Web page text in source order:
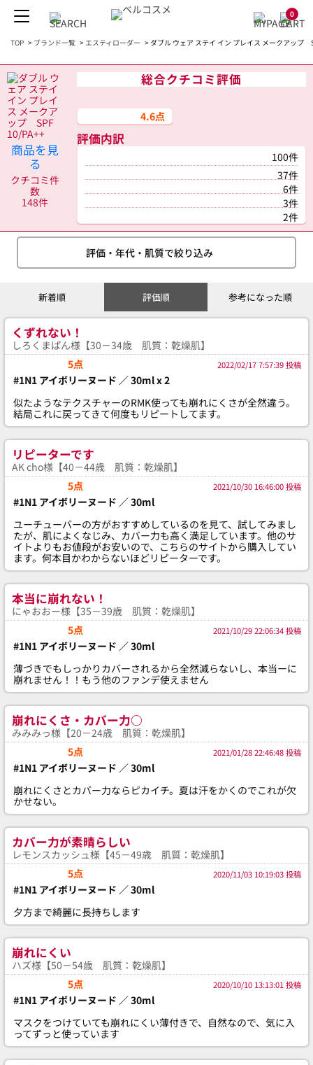
0
TOP > ブランド一覧 > エスティローダー >ダブル ウェア ステイ イン プレイス メークアップ
商品を見
る
クチコミ件
数
148件
総合クチコミ評価
4.6点
評価内訳
100件
37件
6件
3件
2件
評価・年代・肌質で絞り込み
新着順 評価順 参考になった順
くずれない！
しろくまぱん様【30－34歳 肌質：乾燥肌】
5点
2022/02/17 7:57:39 投稿
#1N1 アイボリーヌード ／ 30ml x 2
似たようなテクスチャーのRMK使っても崩れにくさが全然違う。
結局これに戻ってきて何度もリピートしてます。
リピーターです
AK cho様【40－44歳 肌質：乾燥肌】
5点
2021/10/30 16:46:00 投稿
#1N1 アイボリーヌード ／ 30ml
ユーチューバーの方がおすすめしているのを見て、試してみまし
たが、肌によくなじみ、カバー力も高く満足しています。他のサ
イトよりもお値段がお安いので、こちらのサイトから購入してい
ます。何本目かわからないほどリピーターです。
本当に崩れない！
にゃおおー様【35－39歳 肌質：乾燥肌】
5点
2021/10/29 22:06:34 投稿
#1N1 アイボリーヌード ／ 30ml
薄づきでもしっかりカバーされるから全然減らないし、本当ーに
崩れません！！もう他のファンデ使えません
崩れにくさ・カバー力○
みみみっ様【20－24歳 肌質：乾燥肌】
5点
2021/01/28 22:46:48 投稿
#1N1 アイボリーヌード ／ 30ml
崩れにくさとカバー力ならピカイチ。夏は汗をかくのでこれが欠
かせない。
カバー力が素晴らしい
レモンスカッシュ様【45－49歳 肌質：乾燥肌】
5点
2020/11/03 10:19:03 投稿
#1N1 アイボリーヌード ／ 30ml
夕方まで綺麗に長持ちします
崩れにくい
ハズ様【50－54歳 肌質：乾燥肌】
5点
2020/10/10 13:13:01 投稿
#1N1 アイボリーヌード ／ 30ml
マスクをつけていても崩れにくい薄付きで、自然なので、気に入
ってずっと使っています